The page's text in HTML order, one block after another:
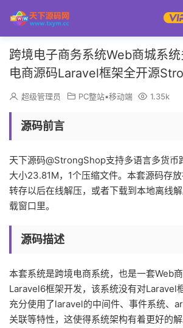
跨境电子商务系统Web商城系
电商源码Laravel框架全开源
超级管理员 PC整站▪移动端 1.35k
源码前言
天下源码@StrongShop支持多语言多货币
大小23.81M，1个压缩文件。本套源码存
转存以后在线解压，或者下载到本地离线
载窗口里。
源码描述
本套系统是跨境电商系统，也是一套Web
Laravel6框架开发，该系统没有对Laravel
充分使用了laravel的中间件、事件系统、
关联等特性，这使得系统架构有着更好的